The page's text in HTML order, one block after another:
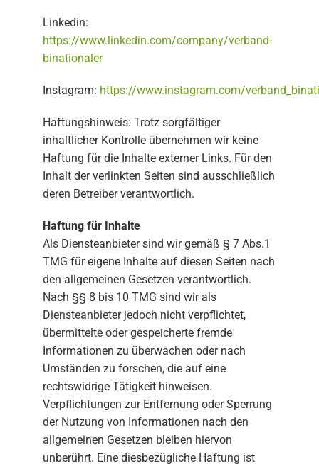
Linkedin:
https://www.linkedin.com/company/verband-
binationaler
Instagram: https://www.instagram.com/
Haftungshinweis: Trotz sorgfältiger
inhaltlicher Kontrolle übernehmen wir keine
Haftung für die Inhalte externer Links. Für den
Inhalt der verlinkten Seiten sind ausschließlich
deren Betreiber verantwortlich.
Haftung für Inhalte
Als Diensteanbieter sind wir gemäß § 7 Abs.1
TMG für eigene Inhalte auf diesen Seiten nach
den allgemeinen Gesetzen verantwortlich.
Nach §§ 8 bis 10 TMG sind wir als
Diensteanbieter jedoch nicht verpflichtet,
übermittelte oder gespeicherte fremde
Informationen zu überwachen oder nach
Umständen zu forschen, die auf eine
rechtswidrige Tätigkeit hinweisen.
Verpflichtungen zur Entfernung oder Sperrung
der Nutzung von Informationen nach den
allgemeinen Gesetzen bleiben hiervon
unberührt. Eine diesbezügliche Haftung ist